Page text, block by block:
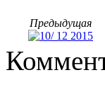
Предыдущая